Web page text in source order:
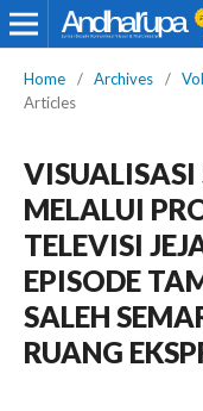
Home / Archives /
Articles
VISUALISASI
MELALUI
TELEVISI
EPISODE
SALEH
RUANG